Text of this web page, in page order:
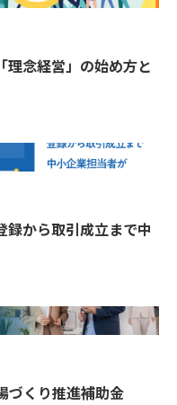
理念経営」の始め方と
録から取引成立まで中
づくり推進補助金